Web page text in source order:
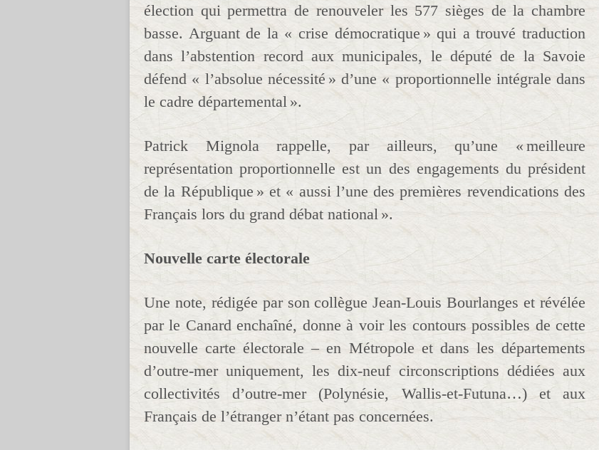
élection qui permettra de renouveler les 577 sièges de la chambre
basse. Arguant de la « crise démocratique » qui a trouvé traduction
dans l’abstention record aux municipales, le député de la Savoie
défend « l’absolue nécessité » d’une « proportionnelle intégrale dans
le cadre départemental ».
Patrick Mignola rappelle, par ailleurs, qu’une « meilleure
représentation proportionnelle est un des engagements du président
de la République » et « aussi l’une des premières revendications des
Français lors du grand débat national ».
Nouvelle carte électorale
Une note, rédigée par son collègue Jean-Louis Bourlanges et révélée
par le Canard enchaîné, donne à voir les contours possibles de cette
nouvelle carte électorale – en Métropole et dans les départements
d’outre-mer uniquement, les dix-neuf circonscriptions dédiées aux
collectivités d’outre-mer (Polynésie, Wallis-et-Futuna…) et aux
Français de l’étranger n’étant pas concernées.